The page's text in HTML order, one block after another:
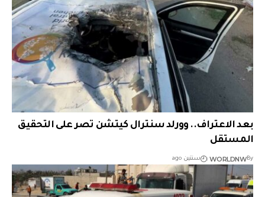
بعد الاعتراف.. وورلد سنترال كيتشن تصر على التحقيق
المستقل
By
WORLDNW سنتين ago